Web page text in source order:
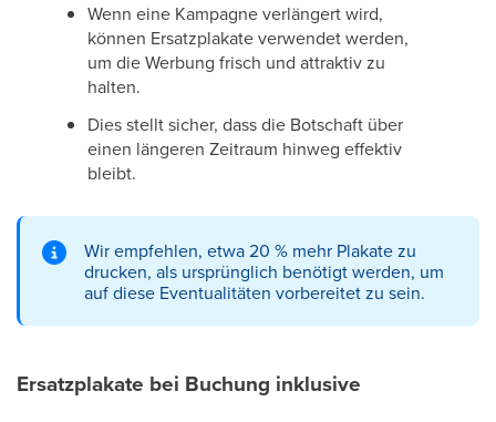
Wenn eine Kampagne verlängert wird,
können Ersatzplakate verwendet werden,
um die Werbung frisch und attraktiv zu
halten.
Dies stellt sicher, dass die Botschaft über
einen längeren Zeitraum hinweg effektiv
bleibt.
Wir empfehlen, etwa 20 % mehr Plakate zu
drucken, als ursprünglich benötigt werden, um
auf diese Eventualitäten vorbereitet zu sein.
Ersatzplakate bei Buchung inklusive